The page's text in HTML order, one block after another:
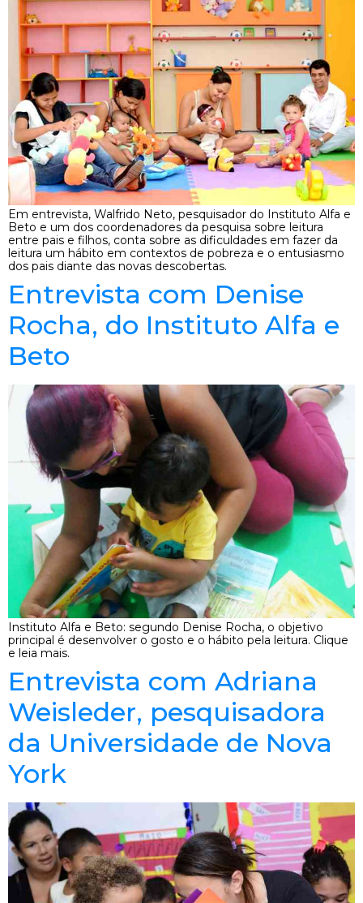
Em entrevista, Walfrido Neto, pesquisador do Instituto Alfa e
Beto e um dos coordenadores da pesquisa sobre leitura
entre pais e filhos, conta sobre as dificuldades em fazer da
leitura um hábito em contextos de pobreza e o entusiasmo
dos pais diante das novas descobertas.
Entrevista com Denise
Rocha, do Instituto Alfa e
Beto
Instituto Alfa e Beto: segundo Denise Rocha, o objetivo
principal é desenvolver o gosto e o hábito pela leitura. Clique
e leia mais.
Entrevista com Adriana
Weisleder, pesquisadora
da Universidade de Nova
York